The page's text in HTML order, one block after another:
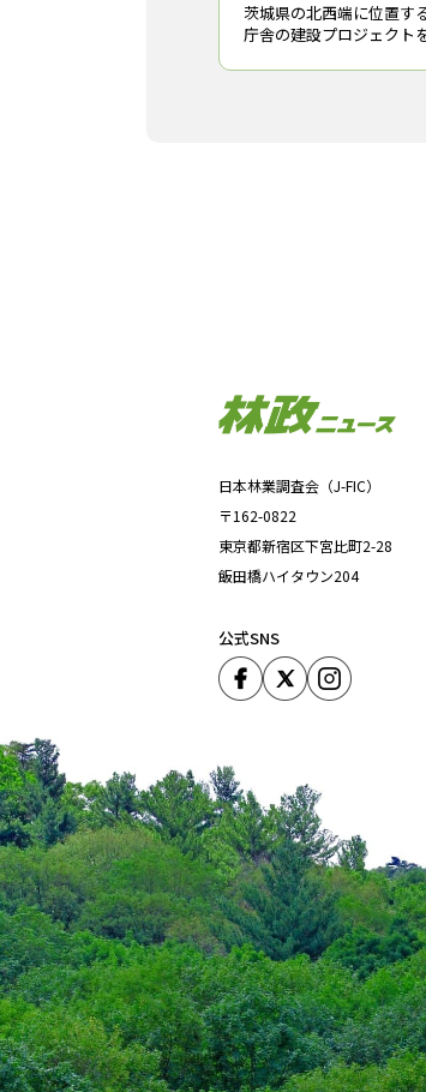
茨城県の北西端に位置す
庁舎の建設プロジェクト
し、来年（2022年）４月
日本林業調査会（J-FIC）
〒162-0822
東京都新宿区下宮比町2-28
飯田橋ハイタウン204
公式SNS